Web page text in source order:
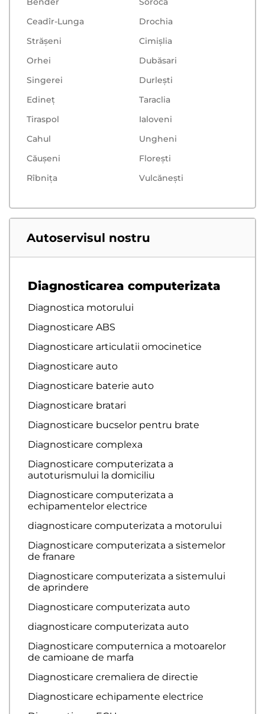
Ceadîr-Lunga
Drochia
Strășeni
Cimișlia
Orhei
Dubăsari
Singerei
Durlești
Edineț
Taraclia
Tiraspol
Ialoveni
Cahul
Ungheni
Căușeni
Floreşti
Rîbnița
Vulcăneşti
Autoservisul nostru
Diagnosticarea computerizata
Diagnostica motorului
Diagnosticare ABS
Diagnosticare articulatii omocinetice
Diagnosticare auto
Diagnosticare baterie auto
Diagnosticare bratari
Diagnosticare bucselor pentru brate
Diagnosticare complexa
Diagnosticare computerizata a
autoturismului la domiciliu
Diagnosticare computerizata a
echipamentelor electrice
diagnosticare computerizata a motorului
Diagnosticare computerizata a sistemelor
de franare
Diagnosticare computerizata a sistemului
de aprindere
Diagnosticare computerizata auto
diagnosticare computerizata auto
Diagnosticare computernica a motoarelor
de camioane de marfa
Diagnosticare cremaliera de directie
Diagnosticare echipamente electrice